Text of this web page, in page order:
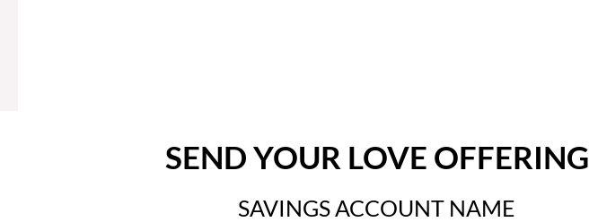
SEND YOUR LOVE OFFERING
SAVINGS ACCOUNT NAME